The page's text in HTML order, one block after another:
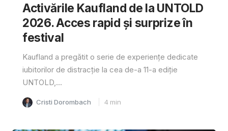
Activările Kaufland de la UNTOLD
2026. Acces rapid și surprize în
festival
Kaufland a pregătit o serie de experiențe dedicate
iubitorilor de distracție la cea de-a 11-a ediție
UNTOLD,...
Cristi Dorombach 4 min